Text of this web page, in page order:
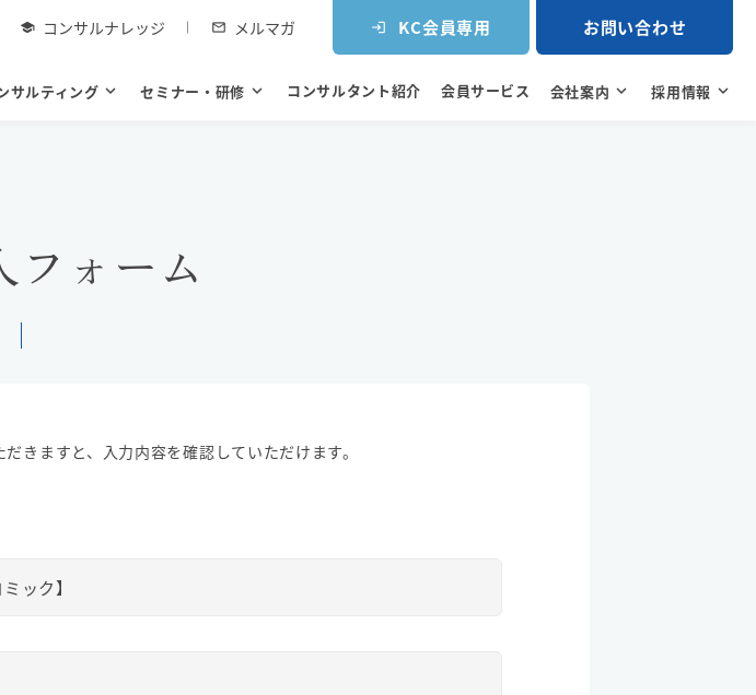
school コンサルナレッジ mail_outline メルマガ login KC会員専用 お問い合わせ
サルティング expand_more セミナー・研修 expand_more コンサルタント紹介 会員サービス 会社案内 expand_more 採用情報 expand_more
フォーム
きますと、入力内容を確認していただけます。